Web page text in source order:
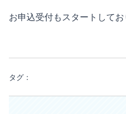
お申込受付もスタートしてお
タグ：